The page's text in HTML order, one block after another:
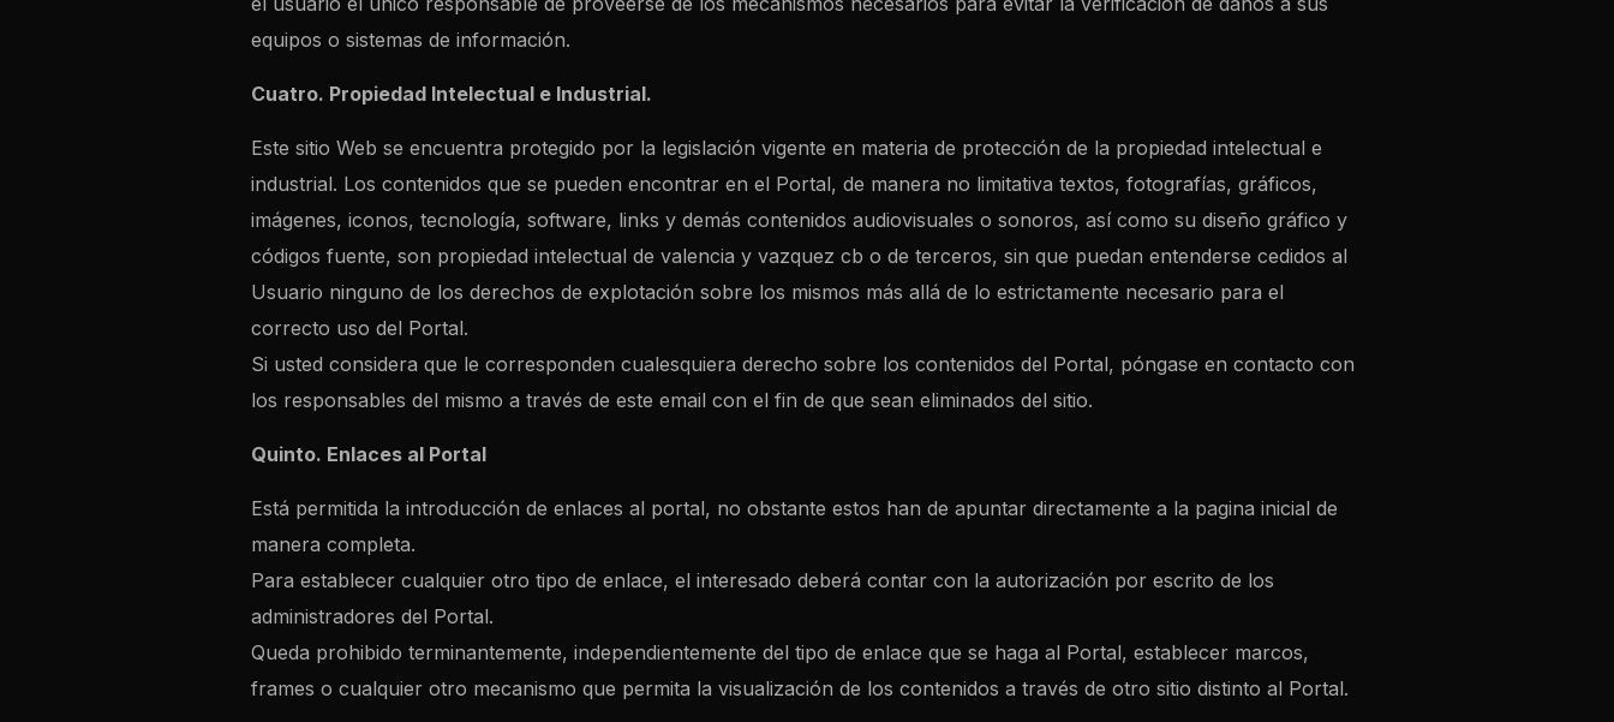
equipos o sistemas de información.
Cuatro. Propiedad Intelectual e Industrial.
Este sitio Web se encuentra protegido por la legislación vigente en materia de protección de la propiedad intelectual e
industrial. Los contenidos que se pueden encontrar en el Portal, de manera no limitativa textos, fotografías, gráficos,
imágenes, iconos, tecnología, software, links y demás contenidos audiovisuales o sonoros, así como su diseño gráfico y
códigos fuente, son propiedad intelectual de valencia y vazquez cb o de terceros, sin que puedan entenderse cedidos al
Usuario ninguno de los derechos de explotación sobre los mismos más allá de lo estrictamente necesario para el
correcto uso del Portal.
Si usted considera que le corresponden cualesquiera derecho sobre los contenidos del Portal, póngase en contacto con
los responsables del mismo a través de este email con el fin de que sean eliminados del sitio.
Quinto. Enlaces al Portal
Está permitida la introducción de enlaces al portal, no obstante estos han de apuntar directamente a la pagina inicial de
manera completa.
Para establecer cualquier otro tipo de enlace, el interesado deberá contar con la autorización por escrito de los
administradores del Portal.
Queda prohibido terminantemente, independientemente del tipo de enlace que se haga al Portal, establecer marcos,
frames o cualquier otro mecanismo que permita la visualización de los contenidos a través de otro sitio distinto al Portal.